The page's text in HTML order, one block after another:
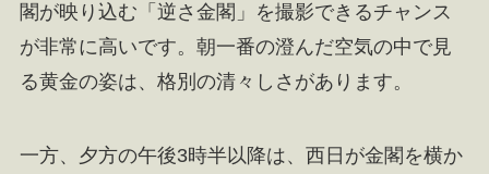
閣が映り込む「逆さ金閣」を撮影できるチャンス
が非常に高いです。朝一番の澄んだ空気の中で見
る黄金の姿は、格別の清々しさがあります。
一方、夕方の午後3時半以降は、西日が金閣を横か